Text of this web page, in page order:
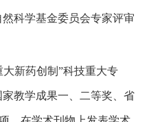
科学基金委员会专家评审
新药创制”科技重大专
教学成果一、二等奖、省